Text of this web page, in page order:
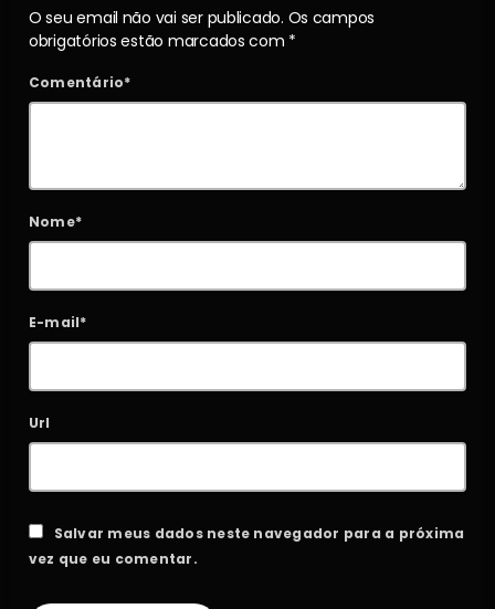
O seu email não vai ser publicado. Os campos
obrigatórios estão marcados com *
Comentário*
Nome*
E-mail*
Url
Salvar meus dados neste navegador para a próxima
vez que eu comentar.